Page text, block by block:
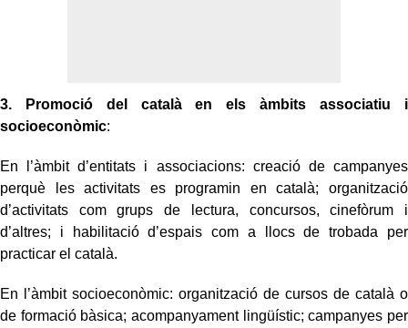
3. Promoció del català en els àmbits associatiu i
socioeconòmic:
En l’àmbit d’entitats i associacions: creació de campanyes
perquè les activitats es programin en català; organització
d’activitats com grups de lectura, concursos, cinefòrum i
d’altres; i habilitació d’espais com a llocs de trobada per
practicar el català.
En l’àmbit socioeconòmic: organització de cursos de català o
de formació bàsica; acompanyament lingüístic; campanyes per